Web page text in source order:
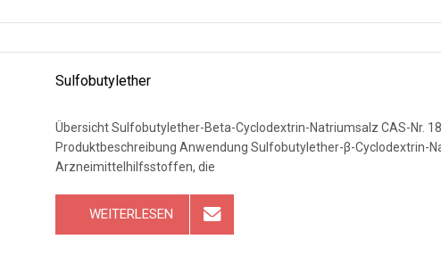
Sulfobutylether
Übersicht Sulfobutylether-Beta-Cyclodextrin-Natriumsalz CAS-Nr.
Produktbeschreibung Anwendung Sulfobutylether-β-Cyclodextrin-
Arzneimittelhilfsstoffen, die
WEITERLESEN